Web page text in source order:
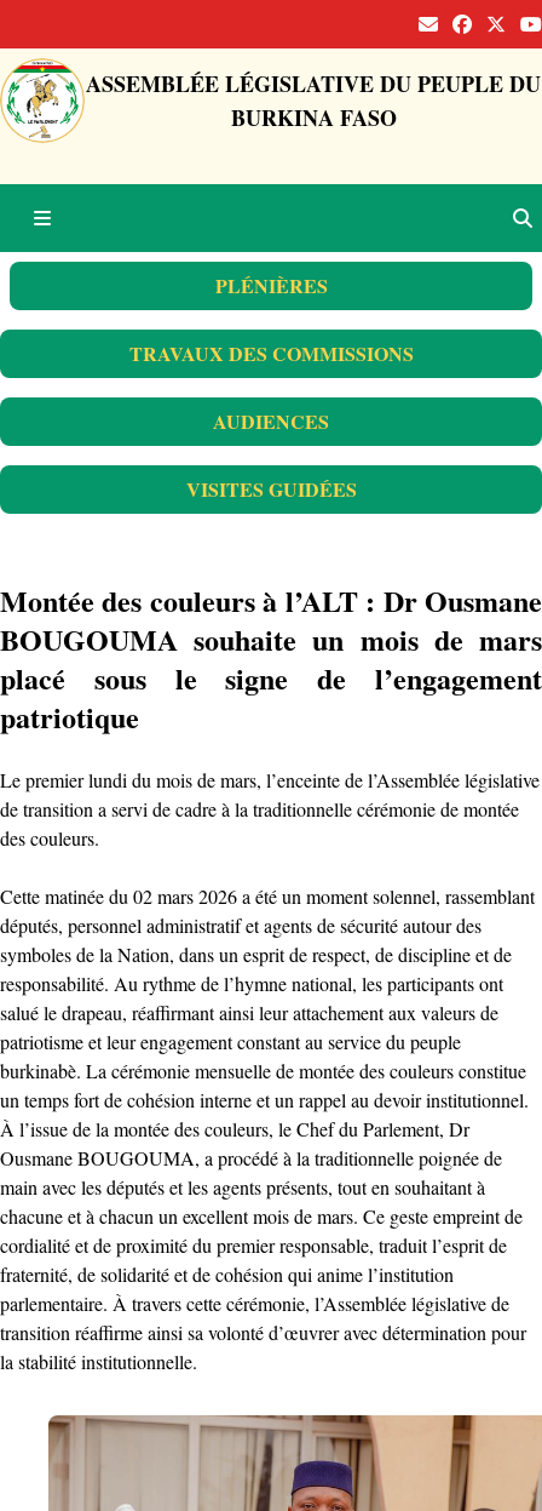
ASSEMBLÉE LÉGISLATIVE DU PEUPLE DU
BURKINA FASO
PLÉNIÈRES
TRAVAUX DES COMMISSIONS
AUDIENCES
VISITES GUIDÉES
Montée des couleurs à l’ALT : Dr Ousmane
BOUGOUMA souhaite un mois de mars
placé sous le signe de l’engagement
patriotique
Le premier lundi du mois de mars, l’enceinte de l’Assemblée législative
de transition a servi de cadre à la traditionnelle cérémonie de montée
des couleurs.
Cette matinée du 02 mars 2026 a été un moment solennel, rassemblant
députés, personnel administratif et agents de sécurité autour des
symboles de la Nation, dans un esprit de respect, de discipline et de
responsabilité. Au rythme de l’hymne national, les participants ont
salué le drapeau, réaffirmant ainsi leur attachement aux valeurs de
patriotisme et leur engagement constant au service du peuple
burkinabè. La cérémonie mensuelle de montée des couleurs constitue
un temps fort de cohésion interne et un rappel au devoir institutionnel.
À l’issue de la montée des couleurs, le Chef du Parlement, Dr
Ousmane BOUGOUMA, a procédé à la traditionnelle poignée de
main avec les députés et les agents présents, tout en souhaitant à
chacune et à chacun un excellent mois de mars. Ce geste empreint de
cordialité et de proximité du premier responsable, traduit l’esprit de
fraternité, de solidarité et de cohésion qui anime l’institution
parlementaire. À travers cette cérémonie, l’Assemblée législative de
transition réaffirme ainsi sa volonté d’œuvrer avec détermination pour
la stabilité institutionnelle.